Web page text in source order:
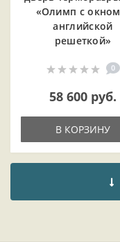
«Олимп с
английской
решеткой»
0
58 600 руб.
В КОРЗИНУ